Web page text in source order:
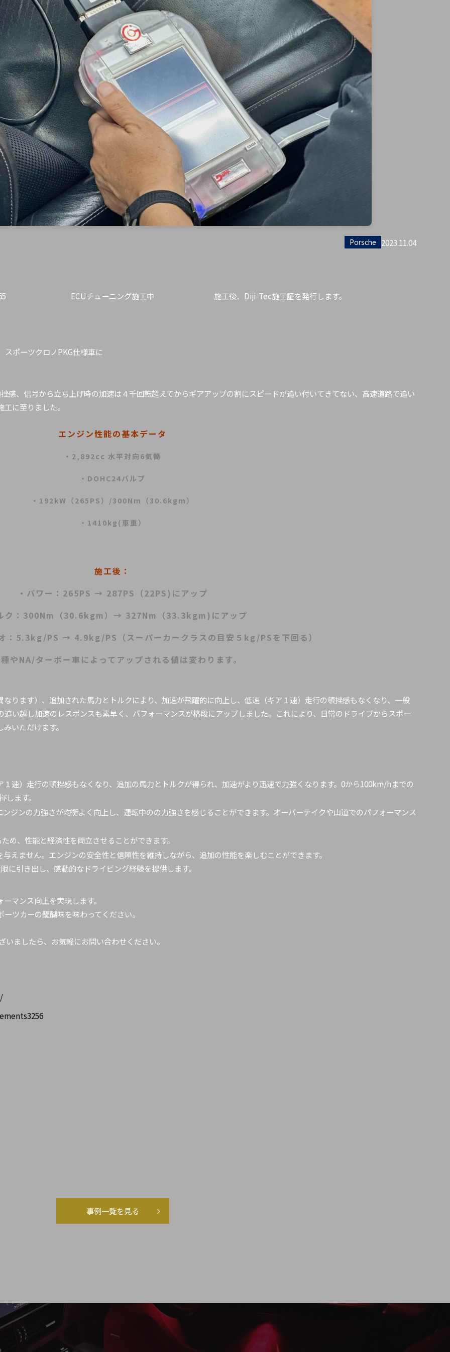
Porsche 2023.11.04
ECUチューニング施工中 施工後、Diji-Tec施工証を発行します。
スポーツクロノPKG仕様車に
感、信号から立ち上げ時の加速は４千回転超えてからギアアップの割にスピードが追い付いてきてない、高速道路で追い
に至りました。
エンジン性能の基本データ
・2,892cc 水平対向6気筒
・DOHC24バルブ
・192kW（265PS）/300Nm（30.6kgm）
・1410kg(車重）
施工後：
・パワー： 265PS → 287PS（22PS)にアップ
ク：300Nm（30.6kgm）→ 327Nm（33.3kgm)にアップ
：5.3kg/PS → 4.9kg/PS（スーパーカークラスの目安５kg/PSを下回る）
やNA/ターボー車によってアップされる値は変わります。
ります）、追加された馬力とトルクにより、加速が飛躍的に向上し、低速（ギア１速）走行の頓挫感もなくなり、一般
い越し加速のレスポンスも素早く、パフォーマンスが格段にアップしました。これにより、日常のドライブからスポー
いただけます。
１速）走行の頓挫感もなくなり、追加の馬力とトルクが得られ、加速がより迅速で力強くなります。0から100km/hまでの
ます。
ジンの力強さが均衡よく向上し、運転中のの力強さを感じることができます。オーバーテイクや山道でのパフォーマンス
め、性能と経済性を両立させることができます。
えません。エンジンの安全性と信頼性を維持しながら、追加の性能を楽しむことができます。
に引き出し、感動的なドライビング経験を提供します。
マンス向上を実現します。
ツカーの醍醐味を味わってください。
ましたら、お気軽にお問い合わせください。
事例一覧を見る